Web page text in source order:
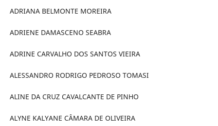
ADRIANA BELMONTE MOREIRA
ADRIENE DAMASCENO SEABRA
ADRINE CARVALHO DOS SANTOS VIEIRA
ALESSANDRO RODRIGO PEDROSO TOMASI
ALINE DA CRUZ CAVALCANTE DE PINHO
ALYNE KALYANE CÂMARA DE OLIVEIRA